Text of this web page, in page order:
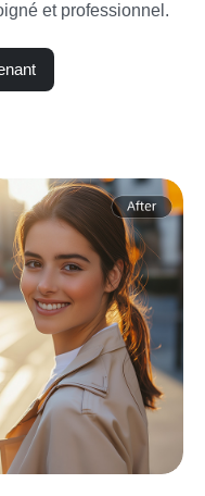
et professionnel.